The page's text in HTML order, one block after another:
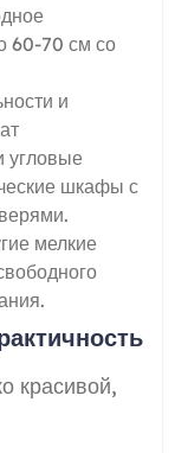
60-70 см со
и
угловые
шкафы с
мелкие
красивой,